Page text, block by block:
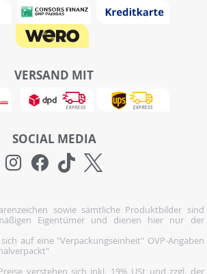
VERSAND MIT
SOCIAL MEDIA
sowie sämtliche Produktbilder sind
Eigentümer und dienen hier nur der
auf eine "Verpackungseinheit" OVP-Angaben
verstehen sich inkl. 19% USt und zzgl. der